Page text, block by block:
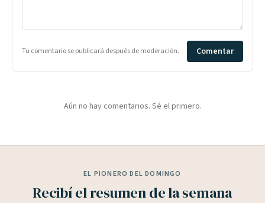
Tu comentario se publicará después de moderación. Comentar
Aún no hay comentarios. Sé el primero.
EL PIONERO DEL DOMINGO
Recibí el resumen de la semana